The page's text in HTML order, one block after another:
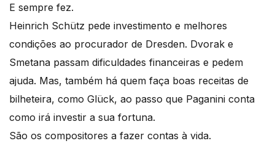
E sempre fez.
Heinrich Schütz pede investimento e melhores
condições ao procurador de Dresden. Dvorak e
Smetana passam dificuldades financeiras e pedem
ajuda. Mas, também há quem faça boas receitas de
bilheteira, como Glück, ao passo que Paganini conta
como irá investir a sua fortuna.
São os compositores a fazer contas à vida.